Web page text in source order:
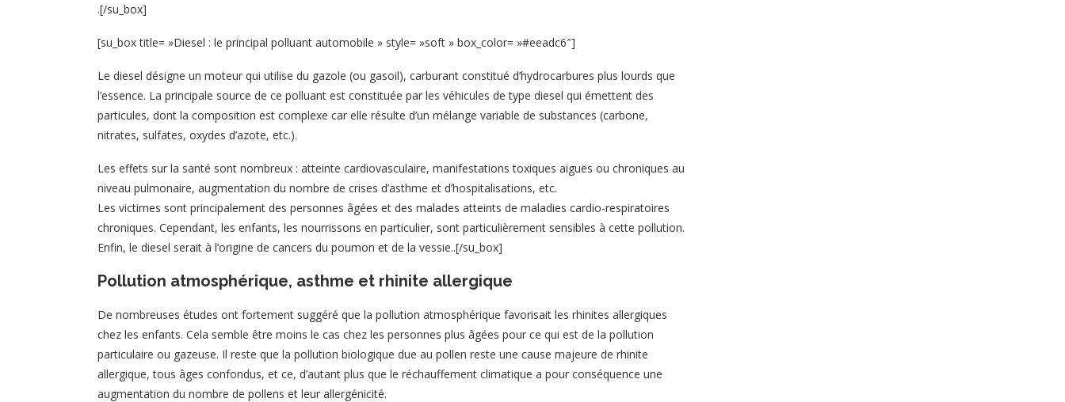
.[/su_box]
[su_box title= »Diesel : le principal polluant automobile » style= »soft » box_color= »#eeadc6″]
Le diesel désigne un moteur qui utilise du gazole (ou gasoil), carburant constitué d’hydrocarbures plus lourds que
l’essence. La principale source de ce polluant est constituée par les véhicules de type diesel qui émettent des
particules, dont la composition est complexe car elle résulte d’un mélange variable de substances (carbone,
nitrates, sulfates, oxydes d’azote, etc.).
Les effets sur la santé sont nombreux : atteinte cardiovasculaire, manifestations toxiques aiguës ou chroniques au
niveau pulmonaire, augmentation du nombre de crises d’asthme et d’hospitalisations, etc.
Les victimes sont principalement des personnes âgées et des malades atteints de maladies cardio-respiratoires
chroniques. Cependant, les enfants, les nourrissons en particulier, sont particulièrement sensibles à cette pollution.
Enfin, le diesel serait à l’origine de cancers du poumon et de la vessie..[/su_box]
Pollution atmosphérique, asthme et rhinite allergique
De nombreuses études ont fortement suggéré que la pollution atmosphérique favorisait les rhinites allergiques
chez les enfants. Cela semble être moins le cas chez les personnes plus âgées pour ce qui est de la pollution
particulaire ou gazeuse. Il reste que la pollution biologique due au pollen reste une cause majeure de rhinite
allergique, tous âges confondus, et ce, d’autant plus que le réchauffement climatique a pour conséquence une
augmentation du nombre de pollens et leur allergénicité.